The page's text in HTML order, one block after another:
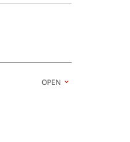
OPEN